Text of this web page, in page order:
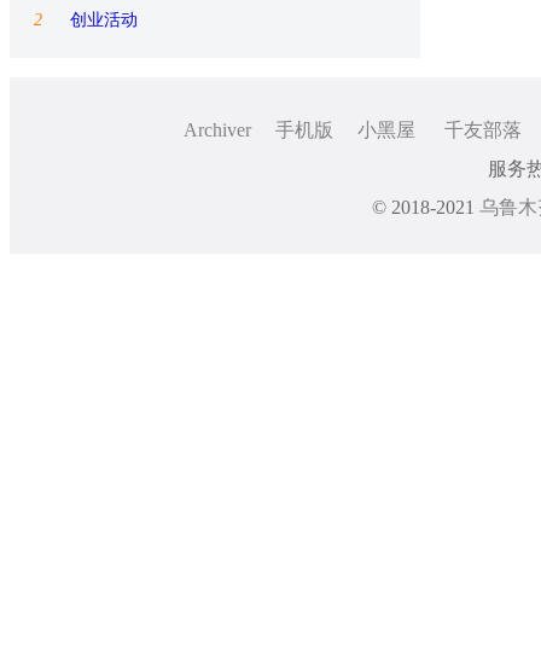
2 创业活动
Archiver 手机版 小黑屋
千友部落
服务
© 2018-2021 乌鲁